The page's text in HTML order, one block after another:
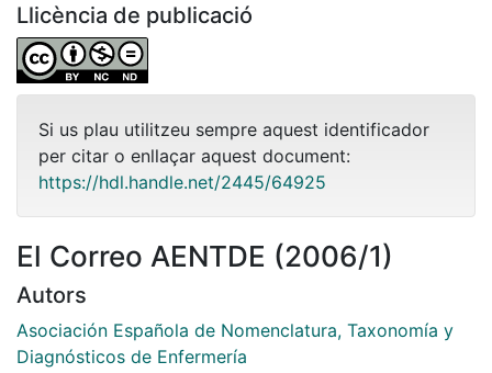
Llicència de publicació
Si us plau utilitzeu sempre aquest identificador
per citar o enllaçar aquest document:
https://hdl.handle.net/2445/64925
El Correo AENTDE (2006/1)
Autors
Asociación Española de Nomenclatura, Taxonomía y
Diagnósticos de Enfermería